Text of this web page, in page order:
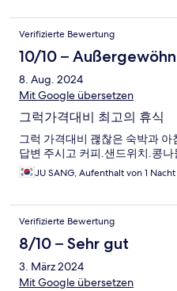
Verifizierte Bewertung
10/10 –
8. Aug. 2024
Mit Google übersetzen
그럭가격대비 최고의 휴식
그럭 가격대비 괞찮은 숙박과
답변 주시고 커피.샌드위치.콩
JU SANG, Aufenthalt von 1 Nacht
Verifizierte Bewertung
8/10 – Sehr gut
3. März 2024
Mit Google übersetzen